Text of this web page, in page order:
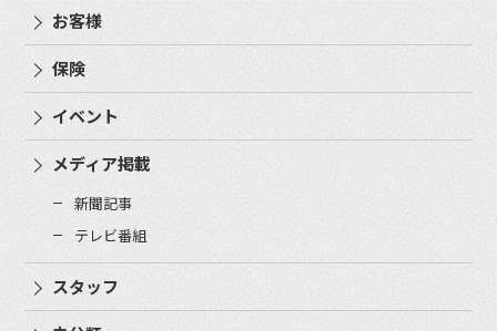
お客様
保険
イベント
メディア掲載
新聞記事
テレビ番組
スタッフ